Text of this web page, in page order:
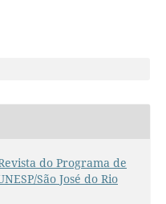
do Programa de
São José do Rio